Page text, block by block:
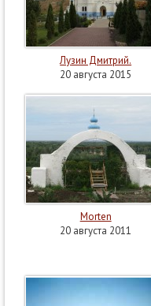
Лузин Дмитрий.
20 августа 2015
Morten
20 августа 2011